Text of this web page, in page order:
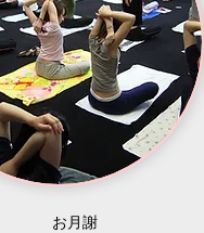
お月謝